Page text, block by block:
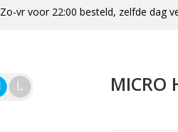
Zo-vr voor 22:00 besteld, zelfde dag
MICRO